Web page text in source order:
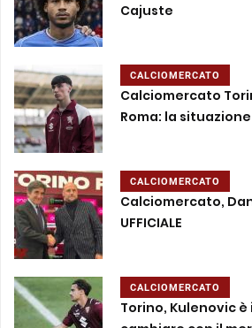
Cajuste
CALCIOMERCATO
Calciomercato
Roma: la situazione
CALCIOMERCATO
Calciomercato,
UFFICIALE
CALCIOMERCATO
Torino, Kulenovic